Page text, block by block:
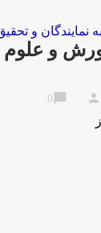
و علوم
person
chat_bubble
0